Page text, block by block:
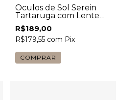
Óculos de Sol Serein
Tartaruga com Lente
Escura Unissex
R$189,00
R$179,55 com Pix
COMPRAR